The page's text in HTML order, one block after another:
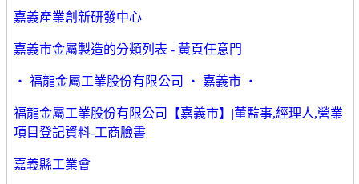
嘉義產業創新研發中心
嘉義市金屬製造的分類列表 - 黃頁任意門
‧ 福龍金屬工業股份有限公司 ‧ 嘉義市 ‧
福龍金屬工業股份有限公司【嘉義市】|董監事,經理人,營業
項目登記資料-工商臉書
嘉義縣工業會